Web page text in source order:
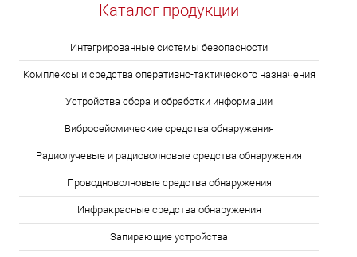
Каталог продукции
Интегрированные системы безопасности
Комплексы и средства оперативно-тактического назначения
Устройства сбора и обработки информации
Вибросейсмические средства обнаружения
Радиолучевые и радиоволновые средства обнаружения
Проводноволновые средства обнаружения
Инфракрасные средства обнаружения
Запирающие устройства